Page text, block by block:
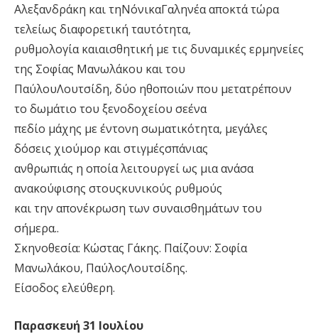
Αλεξανδράκη και τηΝόνικαΓαληνέα αποκτά τώρα
τελείως διαφορετική ταυτότητα,
ρυθμολογία καιαισθητική με τις δυναμικές ερμηνείες
της Σοφίας Μανωλάκου και του
ΠαύλουΛουτσίδη, δύο ηθοποιών που μετατρέπουν
το δωμάτιο του ξενοδοχείου σεένα
πεδίο μάχης με έντονη σωματικότητα, μεγάλες
δόσεις χιούμορ και στιγμέςσπάνιας
ανθρωπιάς η οποία λειτουργεί ως μια ανάσα
ανακούφισης στουςκυνικούς ρυθμούς
και την απονέκρωση των συναισθημάτων του
σήμερα..
Σκηνοθεσία: Κώστας Γάκης. Παίζουν: Σοφία
Μανωλάκου, ΠαύλοςΛουτσίδης.
Είσοδος ελεύθερη.
Παρασκευή 31 Ιουλίου